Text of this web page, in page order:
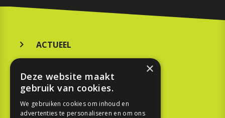
ACTUEEL
KOOPGIDS
TESTEN
×
Deze website maakt
gebruik van cookies.
We gebruiken cookies om inhoud en
advertenties te personaliseren en om ons